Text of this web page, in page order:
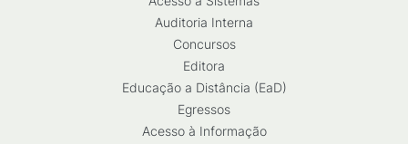
Auditoria Interna
Concursos
Editora
Educação a Distância (EaD)
Egressos
Acesso à Informação